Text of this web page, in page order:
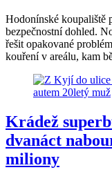
Hodonínské koupaliště
bezpečnostní dohled.
řešit opakované
kouření v areálu, kam
Krádež
dvanáct
miliony